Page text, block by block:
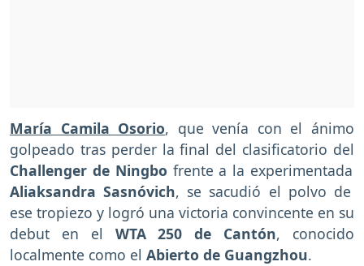
María Camila Osorio, que venía con el ánimo
golpeado tras perder la final del clasificatorio del
Challenger de Ningbo frente a la experimentada
Aliaksandra Sasnóvich, se sacudió el polvo de
ese tropiezo y logró una victoria convincente en su
debut en el WTA 250 de Cantón, conocido
localmente como el Abierto de Guangzhou.